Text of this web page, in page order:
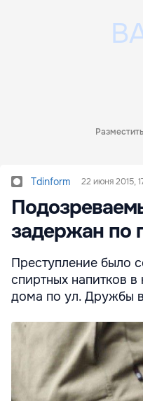
Tdinform 22 июня 2015,
задержан по
Преступление было
спиртных напитков
дома по ул. Дружбы